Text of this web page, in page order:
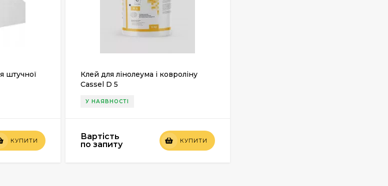
штучної
КУПИТИ
Клей для лінолеума і ковроліну
Cassel D 5
У НАЯВНОСТІ
Вартість
по запиту
КУПИТИ